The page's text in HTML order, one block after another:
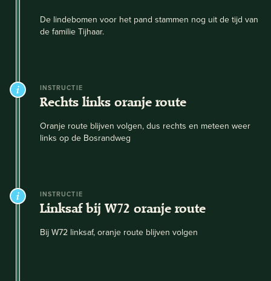
De lindebomen voor het pand stammen nog uit de tijd van
de familie Tijhaar.
INSTRUCTIE
Rechts links oranje route
Oranje route blijven volgen, dus rechts en meteen weer
links op de Bosrandweg
INSTRUCTIE
Linksaf bij W72 oranje route
Bij W72 linksaf, oranje route blijven volgen